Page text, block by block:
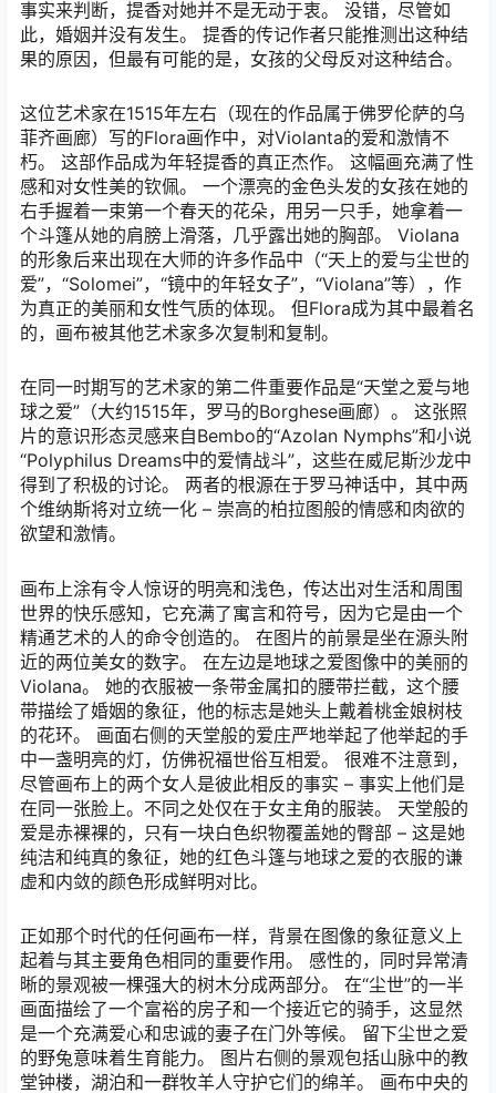
事实来判断，提香对她并不是无动于衷。 没错，尽管如
此，婚姻并没有发生。 提香的传记作者只能推测出这种结
果的原因，但最有可能的是，女孩的父母反对这种结合。
这位艺术家在1515年左右（现在的作品属于佛罗伦萨的乌
菲齐画廊）写的Flora画作中，对Violanta的爱和激情不
朽。 这部作品成为年轻提香的真正杰作。 这幅画充满了性
感和对女性美的钦佩。 一个漂亮的金色头发的女孩在她的
右手握着一束第一个春天的花朵，用另一只手，她拿着一
个斗篷从她的肩膀上滑落，几乎露出她的胸部。 Violana
的形象后来出现在大师的许多作品中（“天上的爱与尘世的
爱”，“Solomei”，“镜中的年轻女子”，“Violana”等），作
为真正的美丽和女性气质的体现。 但Flora成为其中最着名
的，画布被其他艺术家多次复制和复制。
在同一时期写的艺术家的第二件重要作品是“天堂之爱与地
球之爱”（大约1515年，罗马的Borghese画廊）。 这张照
片的意识形态灵感来自Bembo的“Azolan Nymphs”和小说
“Polyphilus Dreams中的爱情战斗”，这些在威尼斯沙龙中
得到了积极的讨论。 两者的根源在于罗马神话中，其中两
个维纳斯将对立统一化 – 崇高的柏拉图般的情感和肉欲的
欲望和激情。
画布上涂有令人惊讶的明亮和浅色，传达出对生活和周围
世界的快乐感知，它充满了寓言和符号，因为它是由一个
精通艺术的人的命令创造的。 在图片的前景是坐在源头附
近的两位美女的数字。 在左边是地球之爱图像中的美丽的
Violana。 她的衣服被一条带金属扣的腰带拦截，这个腰
带描绘了婚姻的象征，他的标志是她头上戴着桃金娘树枝
的花环。 画面右侧的天堂般的爱庄严地举起了他举起的手
中一盏明亮的灯，仿佛祝福世俗互相爱。 很难不注意到，
尽管画布上的两个女人是彼此相反的事实 – 事实上他们是
在同一张脸上。不同之处仅在于女主角的服装。 天堂般的
爱是赤裸裸的，只有一块白色织物覆盖她的臀部 – 这是她
纯洁和纯真的象征，她的红色斗篷与地球之爱的衣服的谦
虚和内敛的颜色形成鲜明对比。
正如那个时代的任何画布一样，背景在图像的象征意义上
起着与其主要角色相同的重要作用。 感性的，同时异常清
晰的景观被一棵强大的树木分成两部分。 在“尘世”的一半
画面描绘了一个富裕的房子和一个接近它的骑手，这显然
是一个充满爱心和忠诚的妻子在门外等候。 留下尘世之爱
的野兔意味着生育能力。 图片右侧的景观包括山脉中的教
堂钟楼，湖泊和一群牧羊人守护它们的绵羊。 画布中央的